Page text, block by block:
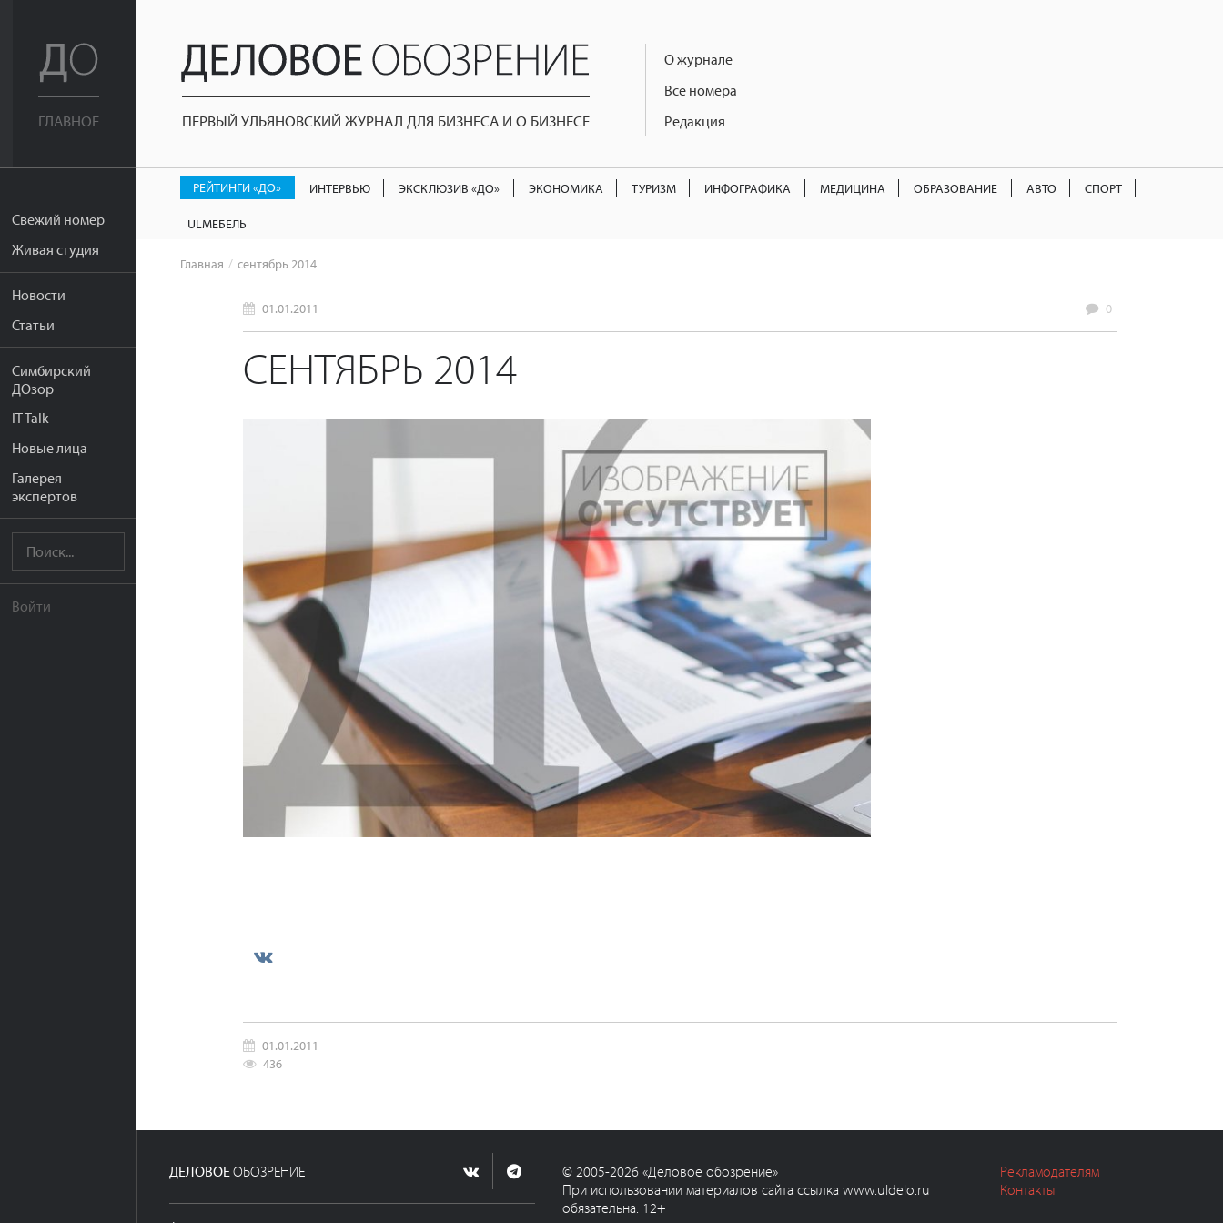
ГЛАВНОЕ
Свежий номер
Живая студия
Новости
Статьи
Симбирский
ДОзор
IT Talk
Новые лица
Галерея
экспертов
Войти
ПЕРВЫЙ УЛЬЯНОВСКИЙ ЖУРНАЛ ДЛЯ БИЗНЕСА И О БИЗНЕСЕ
О журнале
Все номера
Редакция
РЕЙТИНГИ «ДО» ИНТЕРВЬЮ ЭКСКЛЮЗИВ «ДО» ЭКОНОМИКА ТУРИЗМ ИНФОГРАФИКА МЕДИЦИНА ОБРАЗОВАНИЕ АВТО СПОРТ
ULМЕБЕЛЬ
Главная сентябрь 2014
01.01.2011 0
СЕНТЯБРЬ 2014
01.01.2011
436
ДЕЛОВОЕОБОЗРЕНИЕ
© 2005-2026 «Деловое обозрение»
При использовании материалов сайта ссылка www.uldelo.ru
обязательна. 12+
Рекламодателям
Контакты